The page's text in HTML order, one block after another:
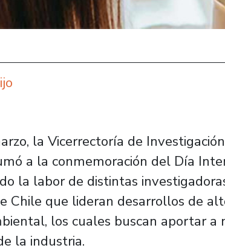
la Vicerrectoría de
a la conmemoración del Día
la labor de distintas
Chile que lideran desarrollos de
los cuales buscan aportar a
la industria.